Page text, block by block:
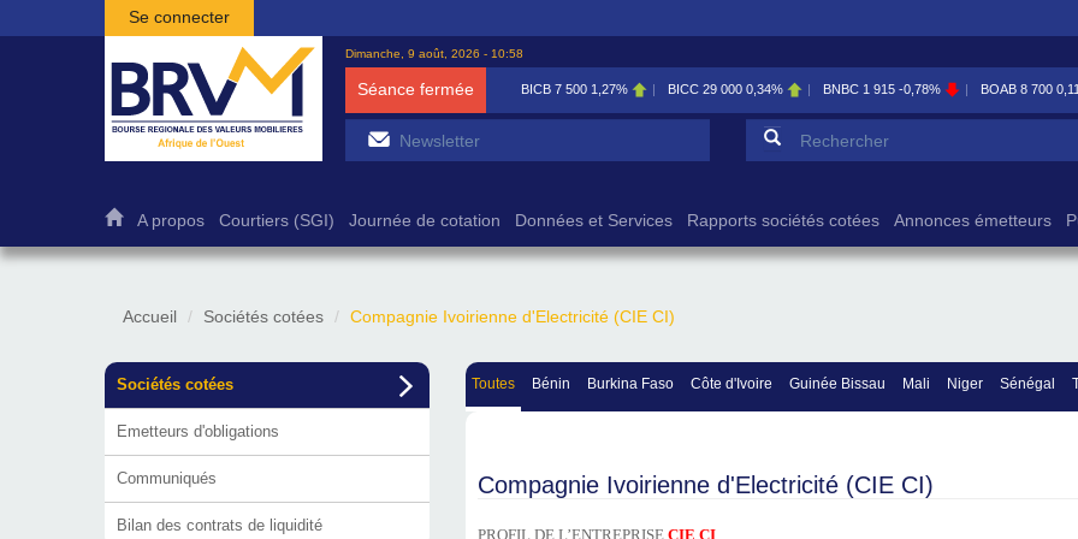
Aller au contenu principal
Se connecter
Dimanche, 9 août, 2026 - 10:58
Séance fermée BICB 7 500 1,27% BICC 29 000 0,34% BNBC 1 915 -0,78% BOAB 8 700
Formulaire de
A propos Courtiers (SGI) Journée de cotation Données et Services Rapports sociétés cotées Annonces émetteurs
Accueil Sociétés cotées Compagnie Ivoirienne d'Electricité (CIE CI)
Sociétés cotées
Emetteurs d'obligations
Communiqués
Bilan des contrats de liquidité
Toutes Bénin Burkina Faso Côte d'Ivoire Guinée Bissau Mali Niger Sénégal
Compagnie Ivoirienne d'Electricité (CIE CI)
PROFIL DE L’ENTREPRISE CIE CI